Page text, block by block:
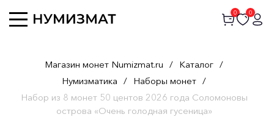
0 0
Магазин монет Numizmat.ru / Каталог /
Нумизматика / Наборы монет /
Набор из 8 монет 50 центов 2026 года Соломоновы
острова «Очень голодная гусеница»